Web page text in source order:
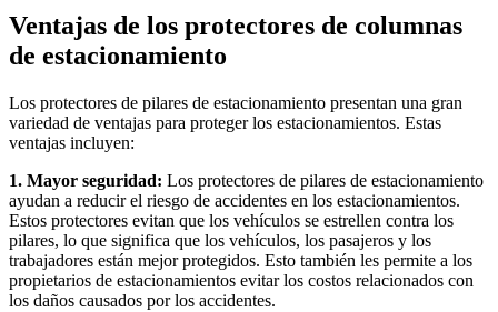
Ventajas de los protectores de columnas
de estacionamiento
Los protectores de pilares de estacionamiento presentan una gran
variedad de ventajas para proteger los estacionamientos. Estas
ventajas incluyen:
1. Mayor seguridad: Los protectores de pilares de estacionamiento
ayudan a reducir el riesgo de accidentes en los estacionamientos.
Estos protectores evitan que los vehículos se estrellen contra los
pilares, lo que significa que los vehículos, los pasajeros y los
trabajadores están mejor protegidos. Esto también les permite a los
propietarios de estacionamientos evitar los costos relacionados con
los daños causados ​​por los accidentes.